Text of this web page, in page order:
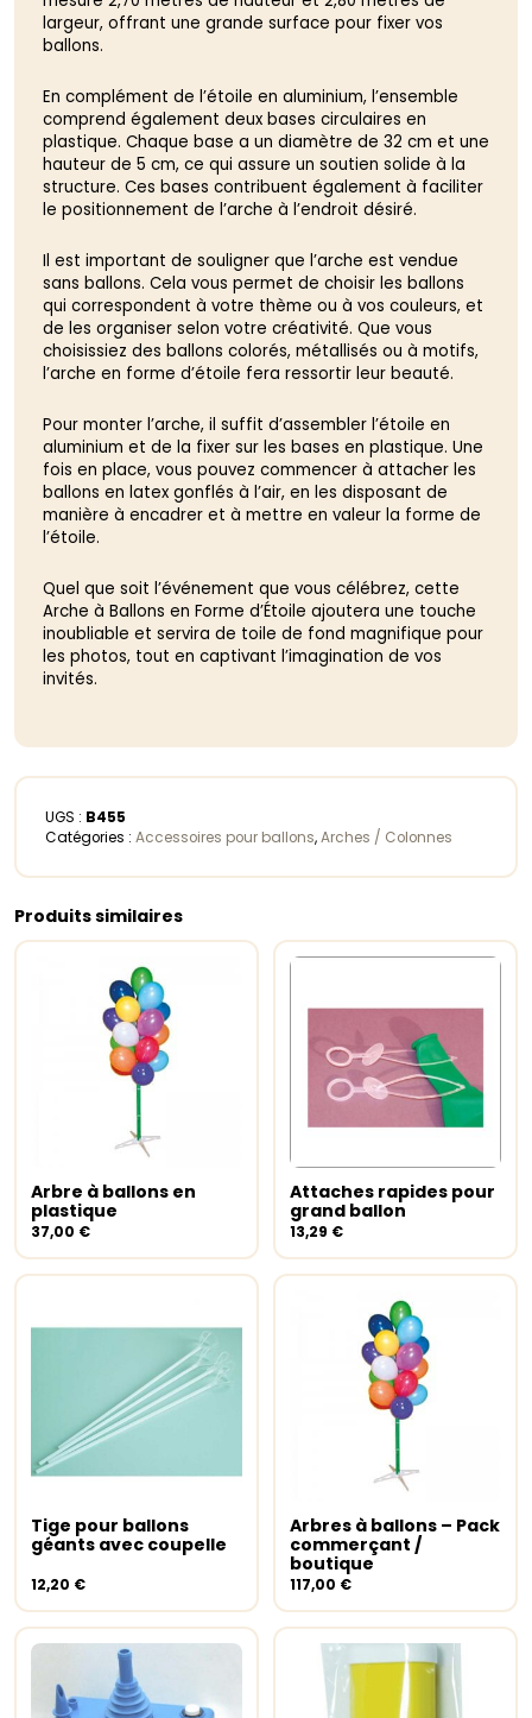
largeur, offrant une grande surface pour fixer vos
ballons.
En complément de l’étoile en aluminium, l’ensemble
comprend également deux bases circulaires en
plastique. Chaque base a un diamètre de 32 cm et une
hauteur de 5 cm, ce qui assure un soutien solide à la
structure. Ces bases contribuent également à faciliter
le positionnement de l’arche à l’endroit désiré.
Il est important de souligner que l’arche est vendue
sans ballons. Cela vous permet de choisir les ballons
qui correspondent à votre thème ou à vos couleurs, et
de les organiser selon votre créativité. Que vous
choisissiez des ballons colorés, métallisés ou à motifs,
l’arche en forme d’étoile fera ressortir leur beauté.
Pour monter l’arche, il suffit d’assembler l’étoile en
aluminium et de la fixer sur les bases en plastique. Une
fois en place, vous pouvez commencer à attacher les
ballons en latex gonflés à l’air, en les disposant de
manière à encadrer et à mettre en valeur la forme de
l’étoile.
Quel que soit l’événement que vous célébrez, cette
Arche à Ballons en Forme d’Étoile ajoutera une touche
inoubliable et servira de toile de fond magnifique pour
les photos, tout en captivant l’imagination de vos
invités.
UGS : B455
Catégories : Accessoires pour ballons,Arches / Colonnes
Produits similaires
Ajouter au panier
Arbre à ballons en
plastique
37,00 €
Ajouter au panier
Attaches rapides pour
grand ballon
13,29 €
Ajouter au panier
Tige pour ballons
géants avec coupelle
12,20 €
Ajouter au panier
Arbres à ballons – Pack
commerçant /
boutique
117,00 €